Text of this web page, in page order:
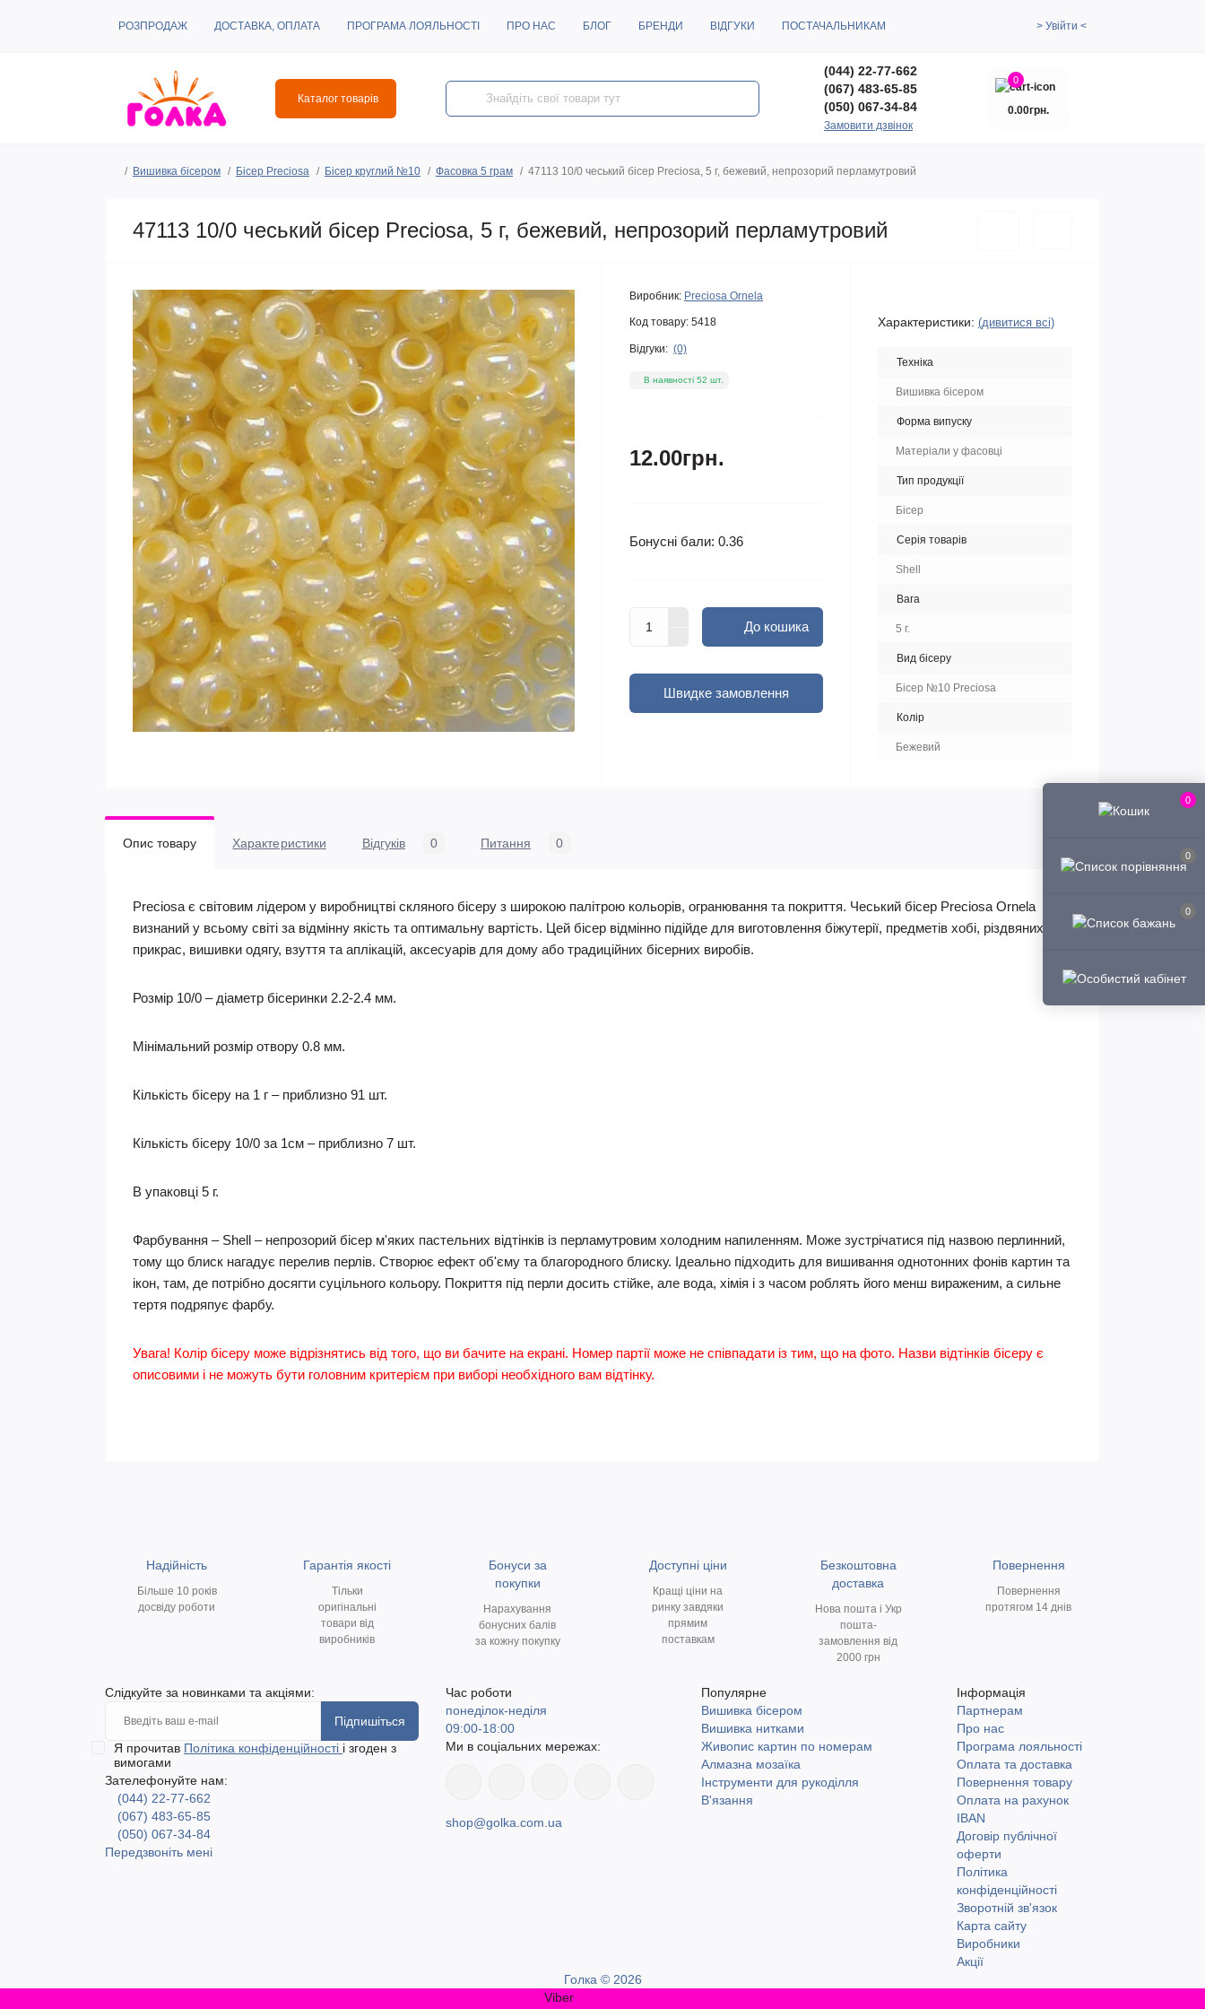
0
0
0
РОЗПРОДАЖ ДОСТАВКА, ОПЛАТА ПРОГРАМА ЛОЯЛЬНОСТІ ПРО НАС БЛОГ БРЕНДИ ВІДГУКИ ПОСТАЧАЛЬНИКАМ > Увійти <
Каталог товарів
(044) 22-77-662
(067) 483-65-85
(050) 067-34-84
Замовити дзвінок
0
0.00грн.
Вишивка бісером Бісер Preciosa Бісер круглий №10 Фасовка 5 грам 47113 10/0 чеський бісер Preciosa, 5 г, бежевий, непрозорий перламутровий
47113 10/0 чеський бісер Preciosa, 5 г, бежевий, непрозорий перламутровий
Виробник: Preciosa Ornela
Код товару: 5418
Відгуки: (0)
В наявності 52 шт.
12.00грн.
Бонусні бали: 0.36
До кошика
Швидке замовлення
Характеристики: (дивитися всі)
Техніка
Вишивка бісером
Форма випуску
Матеріали у фасовці
Тип продукції
Бісер
Серія товарів
Shell
Вага
5 г.
Вид бісеру
Бісер №10 Preciosa
Колір
Бежевий
Опис товару Характеристики Відгуків 0 Питання 0
Preciosa є світовим лідером у виробництві скляного бісеру з широкою палітрою кольорів, огранювання та покриття. Чеський бісер Preciosa Ornela
визнаний у всьому світі за відмінну якість та оптимальну вартість. Цей бісер відмінно підійде для виготовлення біжутерії, предметів хобі, різдвяних
прикрас, вишивки одягу, взуття та аплікацій, аксесуарів для дому або традиційних бісерних виробів.
Розмір 10/0 – діаметр бісеринки 2.2-2.4 мм.
Мінімальний розмір отвору 0.8 мм.
Кількість бісеру на 1 г – приблизно 91 шт.
Кількість бісеру 10/0 за 1см – приблизно 7 шт.
В упаковці 5 г.
Фарбування – Shell – непрозорий бісер м'яких пастельних відтінків із перламутровим холодним напиленням. Може зустрічатися під назвою перлинний,
тому що блиск нагадує перелив перлів. Створює ефект об'єму та благородного блиску. Ідеально підходить для вишивання однотонних фонів картин та
ікон, там, де потрібно досягти суцільного кольору. Покриття під перли досить стійке, але вода, хімія і з часом роблять його менш вираженим, а сильне
тертя подряпує фарбу.
Увага! Колір бісеру може відрізнятись від того, що ви бачите на екрані. Номер партії може не співпадати із тим, що на фото. Назви відтінків бісеру є
описовими і не можуть бути головним критерієм при виборі необхідного вам відтінку.
Надійність
Більше 10 років
досвіду роботи
Гарантія якості
Тільки
оригінальні
товари від
виробників
Бонуси за
покупки
Нарахування
бонусних балів
за кожну покупку
Доступні ціни
Кращі ціни на
ринку завдяки
прямим
поставкам
Безкоштовна
доставка
Нова пошта і Укр
пошта-
замовлення від
2000 грн
Повернення
Повернення
протягом 14 днів
Слідкуйте за новинками та акціями:
Підпишіться
Я прочитав Політика конфіденційності і згоден з
вимогами
Зателефонуйте нам:
(044) 22-77-662
(067) 483-65-85
(050) 067-34-84
Передзвоніть мені
Час роботи
понеділок-неділя
09:00-18:00
Ми в соціальних мережах:
shop@golka.com.ua
Популярне
Вишивка бісером
Вишивка нитками
Живопис картин по номерам
Алмазна мозаїка
Інструменти для рукоділля
В'язання
Інформація
Партнерам
Про нас
Програма лояльності
Оплата та доставка
Повернення товару
Оплата на рахунок
IBAN
Договір публічної
оферти
Політика
конфіденційності
Зворотній зв'язок
Карта сайту
Виробники
Акції
Голка © 2026
Viber